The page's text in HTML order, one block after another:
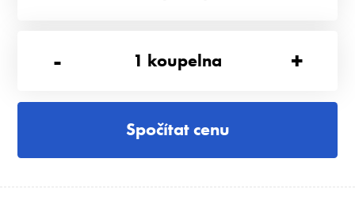
- 1 koupelna +
Spočítat cenu